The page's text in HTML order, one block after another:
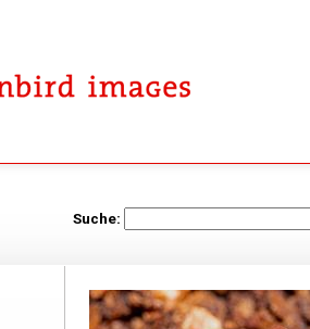
Suche: